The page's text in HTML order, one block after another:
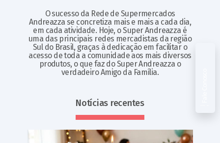
O sucesso da Rede de Supermercados
Andreazza se concretiza mais e mais a cada dia,
em cada atividade. Hoje, o Super Andreazza é
uma das principais redes mercadistas da região
Sul do Brasil, graças à dedicação em facilitar o
acesso de toda a comunidade aos mais diversos
produtos, o que faz do Super Andreazza o
verdadeiro Amigo da Família.
Notícias recentes